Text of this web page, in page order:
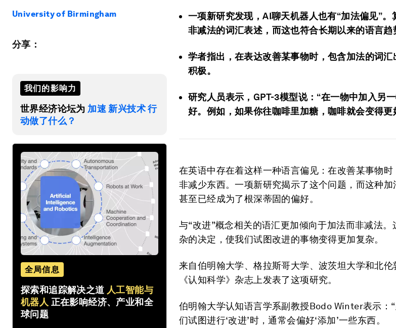
University of Birmingham
分享：
我们的影响力
世界经济论坛为 加速 新兴技术 行
动做了什么？
全局信息
探索和追踪解决之道 人工智能与
机器人 正在影响经济、产业和全
球问题
一项新研究发现，AI聊天机器人也有“加法偏见”
非减法的词汇表述，而这也符合长期以来的语言趋
学者指出，在表达改善某事物时，包含加法的词
积极。
研究人员表示，GPT-3模型说：“在一物中加入另
好。例如，如果你往咖啡里加糖，咖啡就会变得更
在英语中存在着这样一种语言偏见：在改善某事物
非减少东西。一项新研究揭示了这个问题，而这种
甚至已经成为了根深蒂固的偏好。
与“改进”概念相关的语汇更加倾向于加法而非减法
杂的决定，使我们试图改进的事物变得更加复杂。
来自伯明翰大学、格拉斯哥大学、波茨坦大学和北
《认知科学》杂志上发表了这项研究。
伯明翰大学认知语言学系副教授Bodo Winter表示：
们试图进行‘改进’时，通常会偏好‘添加’一些东西。